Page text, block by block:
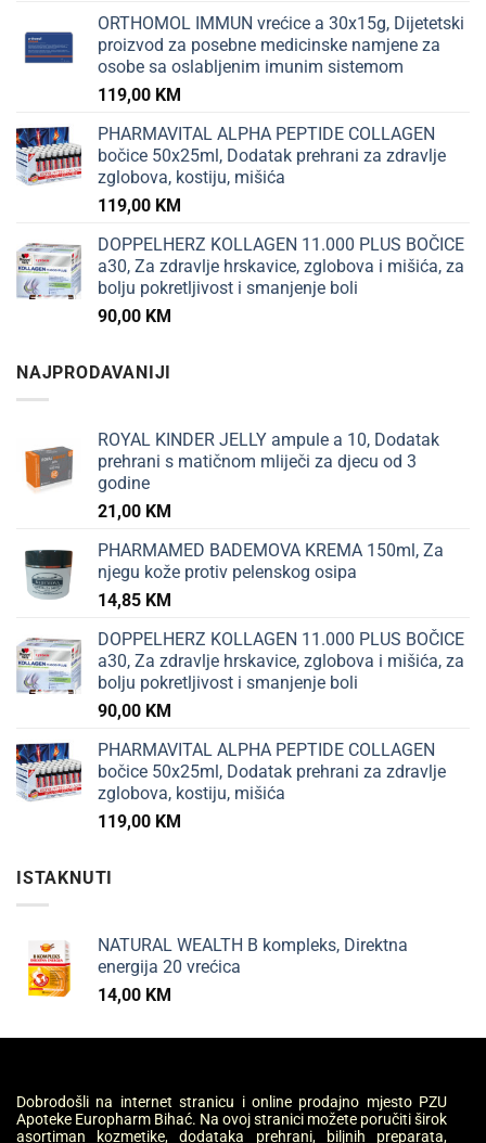
ORTHOMOL IMMUN vrećice a 30x15g, Dijetetski
proizvod za posebne medicinske namjene za
osobe sa oslabljenim imunim sistemom
119,00 KM
PHARMAVITAL ALPHA PEPTIDE COLLAGEN
bočice 50x25ml, Dodatak prehrani za zdravlje
zglobova, kostiju, mišića
119,00 KM
DOPPELHERZ KOLLAGEN 11.000 PLUS BOČICE
a30, Za zdravlje hrskavice, zglobova i mišića, za
bolju pokretljivost i smanjenje boli
90,00 KM
NAJPRODAVANIJI
ROYAL KINDER JELLY ampule a 10, Dodatak
prehrani s matičnom mliječi za djecu od 3
godine
21,00 KM
PHARMAMED BADEMOVA KREMA 150ml, Za
njegu kože protiv pelenskog osipa
14,85 KM
DOPPELHERZ KOLLAGEN 11.000 PLUS BOČICE
a30, Za zdravlje hrskavice, zglobova i mišića, za
bolju pokretljivost i smanjenje boli
90,00 KM
PHARMAVITAL ALPHA PEPTIDE COLLAGEN
bočice 50x25ml, Dodatak prehrani za zdravlje
zglobova, kostiju, mišića
119,00 KM
ISTAKNUTI
NATURAL WEALTH B kompleks, Direktna
energija 20 vrećica
14,00 KM
Dobrodošli na internet stranicu i online prodajno mjesto PZU
Apoteke Europharm Bihać. Na ovoj stranici možete poručiti širok
asortiman kozmetike, dodataka prehrani, biljnih preparata,